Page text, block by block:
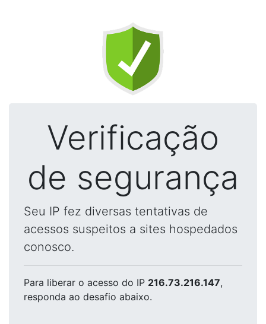
Verificação
de segurança
Seu IP fez diversas tentativas de
acessos suspeitos a sites hospedados
conosco.
Para liberar o acesso do IP 216.73.216.147,
responda ao desafio abaixo.